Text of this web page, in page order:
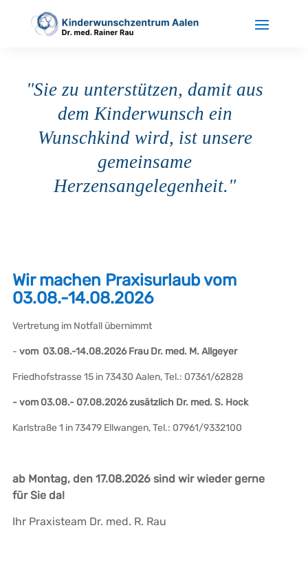
"Sie zu unterstützen, damit aus
dem Kinderwunsch ein
Wunschkind wird, ist unsere
gemeinsame
Herzensangelegenheit."
Wir machen Praxisurlaub vom
03.08.-14.08.2026
Vertretung im Notfall übernimmt
- vom 03.08.-14.08.2026 Frau Dr. med. M. Allgeyer
Friedhofstrasse 15 in 73430 Aalen, Tel.: 07361/62828
- vom 03.08.- 07.08.2026 zusätzlich Dr. med. S. Hock
Karlstraße 1 in 73479 Ellwangen, Tel.: 07961/9332100
ab Montag, den 17.08.2026 sind wir wieder gerne
für Sie da!
Ihr Praxisteam Dr. med. R. Rau